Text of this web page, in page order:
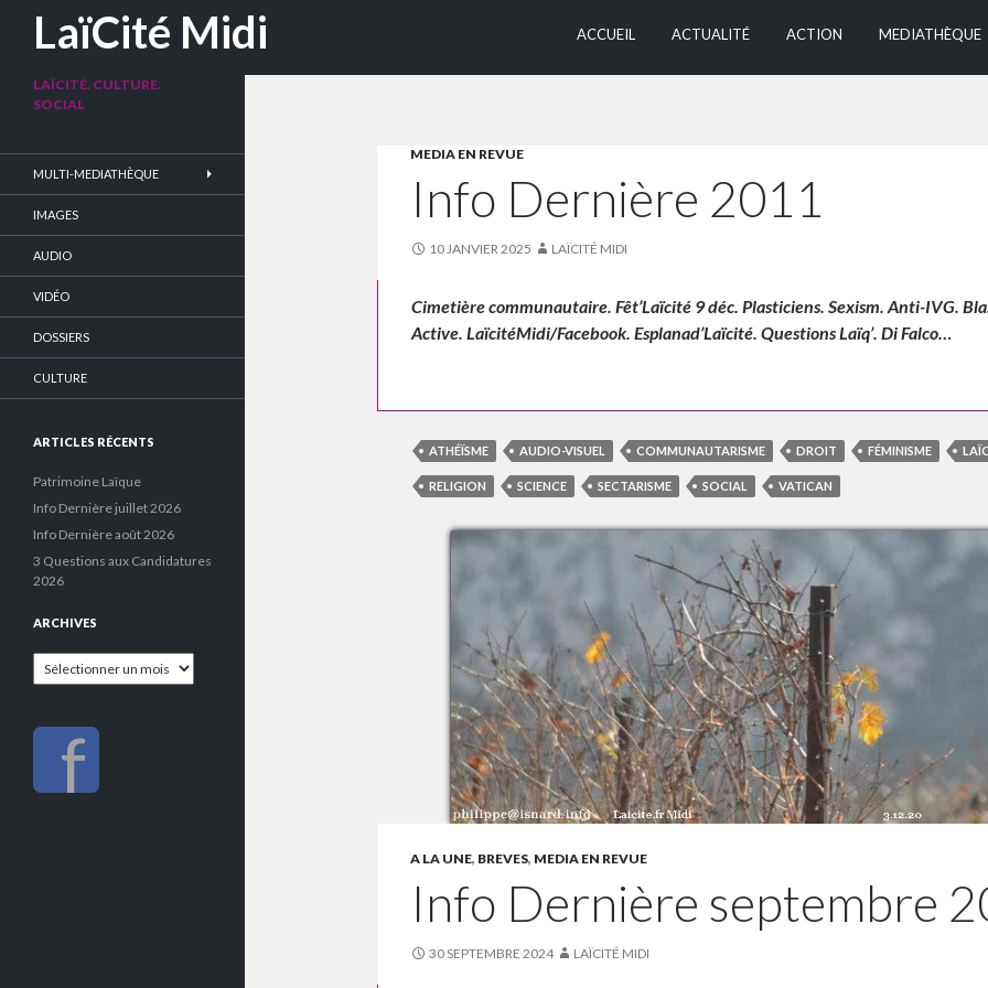
LaïCité Midi
Recherche
ACCUEIL
ACTUALITÉ ACTION MEDIATHÈQUE
MEDIA EN REVUE
Info Dernière 2011
10 JANVIER 2025 LAÏCITÉ MIDI
Cimetière communautaire. Fêt’Laïcité 9 déc. Plasticiens. Sexism. Anti-IVG.
Active. LaïcitéMidi/Facebook. Esplanad’Laïcité. Questions Laïq’. Di Falco…
ATHÉÏSME AUDIO-VISUEL COMMUNAUTARISME DROIT FÉMINISME
RELIGION SCIENCE SECTARISME SOCIAL VATICAN
A LA UNE, BREVES, MEDIA EN REVUE
Info Dernière septembre
30 SEPTEMBRE 2024 LAÏCITÉ MIDI
LAÏCITÉ. CULTURE.
SOCIAL
MULTI-MEDIATHÈQUE
IMAGES
AUDIO
VIDÉO
DOSSIERS
CULTURE
ARTICLES RÉCENTS
Patrimoine Laïque
Info Dernière juillet 2026
Info Dernière août 2026
3 Questions aux Candidatures
2026
ARCHIVES
Archives
f